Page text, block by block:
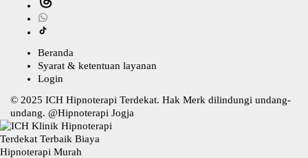
Beranda
Syarat & ketentuan layanan
Login
© 2025 ICH Hipnoterapi Terdekat. Hak Merk dilindungi undang-
undang. @Hipnoterapi Jogja